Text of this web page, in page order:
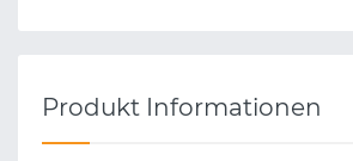
Produkt Informationen